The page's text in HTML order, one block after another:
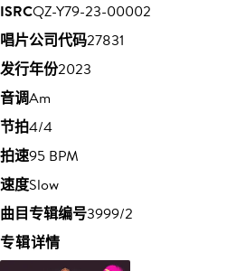
ISRCQZ-Y79-23-00002
唱片公司代码27831
发行年份2023
音调Am
节拍4/4
拍速95 BPM
速度Slow
曲目专辑编号3999/2
专辑详情